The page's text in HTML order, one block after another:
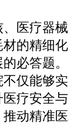
医疗器械
的精细化
必答题。
仅能够实
疗安全与
动精准医